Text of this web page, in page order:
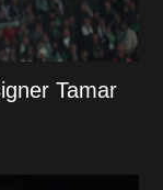
Tamar